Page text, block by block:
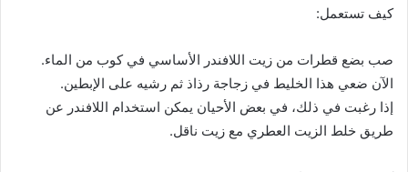
كيف تستعمل:
صب بضع قطرات من زيت اللافندر الأساسي في كوب من الماء.
الآن ضعي هذا الخليط في زجاجة رذاذ ثم رشيه على الإبطين.
إذا رغبت في ذلك، في بعض الأحيان يمكن استخدام اللافندر عن
طريق خلط الزيت العطري مع زيت ناقل.